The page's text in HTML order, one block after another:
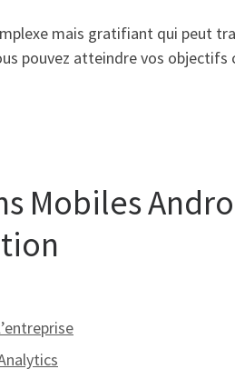
mais gratifiant qui peut
pouvez atteindre vos
Mobiles